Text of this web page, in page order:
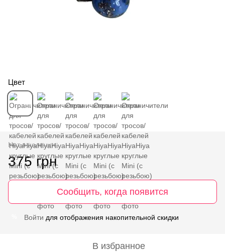
Цвет
Нет в наличии
375 грн
Сообщить, когда появится
Войти для отображения накопительной скидки
В избранное